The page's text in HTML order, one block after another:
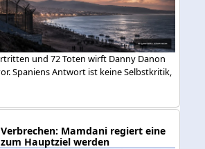
und 72 Toten wirft Danny Danon
Spaniens Antwort ist keine Selbstkritik,
Mamdani regiert eine
Hauptziel werden